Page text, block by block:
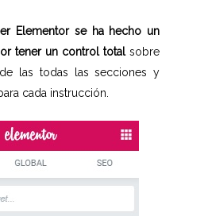
Elementor se ha hecho un
tener un control totalsobre
de las todas las secciones y
cada instrucción.